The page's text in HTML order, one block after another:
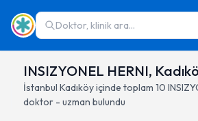
Doktor, klinik ara...
INSIZYONEL HERNI,
İstanbul Kadıköyiçinde toplam 10
doktor - uzman bulundu